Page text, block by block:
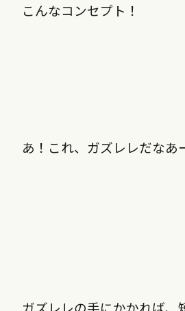
こんなコンセプト！
あ！これ、ガズレレだなあ
ガズレレの手にかかれば